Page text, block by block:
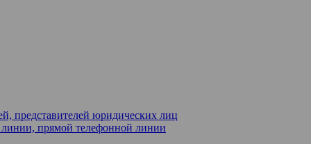
представителей юридических лиц
прямой телефонной линии